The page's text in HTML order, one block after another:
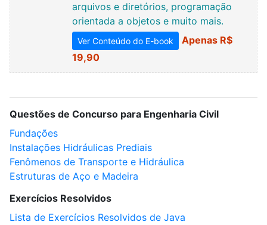
arquivos e diretórios, programação
orientada a objetos e muito mais.
Ver Conteúdo do E-book
Apenas R$
19,90
Questões de Concurso para Engenharia Civil
Fundações
Instalações Hidráulicas Prediais
Fenômenos de Transporte e Hidráulica
Estruturas de Aço e Madeira
Exercícios Resolvidos
Lista de Exercícios Resolvidos de Java